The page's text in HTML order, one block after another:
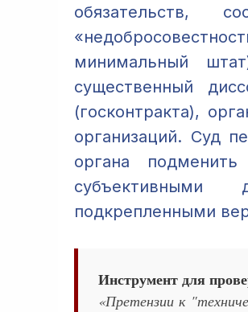
обязательств,
минимальный
существенный
(госконтракта),
организаций. Суд
органа
субъективными
подкрепленными
Инструмент для
«Претензии к